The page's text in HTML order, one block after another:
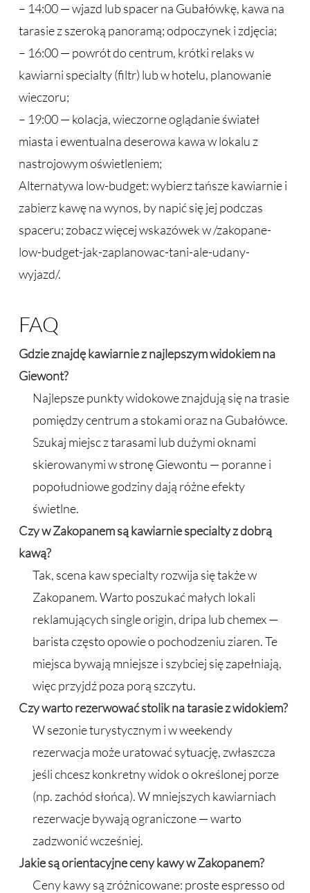
– 14:00 — wjazd lub spacer na Gubałówkę, kawa na
tarasie z szeroką panoramą; odpoczynek i zdjęcia;
– 16:00 — powrót do centrum, krótki relaks w
kawiarni specialty (filtr) lub w hotelu, planowanie
wieczoru;
– 19:00 — kolacja, wieczorne oglądanie świateł
miasta i ewentualna deserowa kawa w lokalu z
nastrojowym oświetleniem;
Alternatywa low-budget: wybierz tańsze kawiarnie i
zabierz kawę na wynos, by napić się jej podczas
spaceru; zobacz więcej wskazówek w /zakopane-
low-budget-jak-zaplanowac-tani-ale-udany-
wyjazd/.
FAQ
Gdzie znajdę kawiarnie z najlepszym widokiem na
Giewont?
Najlepsze punkty widokowe znajdują się na trasie
pomiędzy centrum a stokami oraz na Gubałówce.
Szukaj miejsc z tarasami lub dużymi oknami
skierowanymi w stronę Giewontu — poranne i
popołudniowe godziny dają różne efekty
świetlne.
Czy w Zakopanem są kawiarnie specialty z dobrą
kawą?
Tak, scena kaw specialty rozwija się także w
Zakopanem. Warto poszukać małych lokali
reklamujących single origin, dripa lub chemex —
barista często opowie o pochodzeniu ziaren. Te
miejsca bywają mniejsze i szybciej się zapełniają,
więc przyjdź poza porą szczytu.
Czy warto rezerwować stolik na tarasie z widokiem?
W sezonie turystycznym i w weekendy
rezerwacja może uratować sytuację, zwłaszcza
jeśli chcesz konkretny widok o określonej porze
(np. zachód słońca). W mniejszych kawiarniach
rezerwacje bywają ograniczone — warto
zadzwonić wcześniej.
Jakie są orientacyjne ceny kawy w Zakopanem?
Ceny kawy są zróżnicowane: proste espresso od